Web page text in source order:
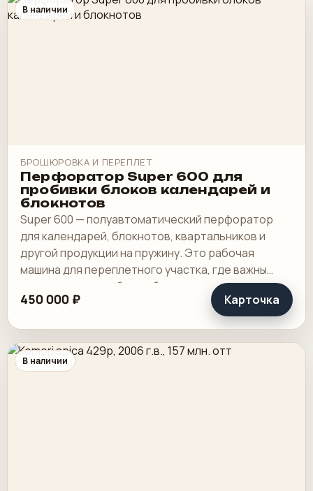
В наличии
БРОШЮРОВКА И ПЕРЕПЛЕТ
Перфоратор Super 600 для
пробивки блоков календарей и
блокнотов
Super 600 — полуавтоматический перфоратор
для календарей, блокнотов, квартальников и
другой продукции на пружину. Это рабочая
машина для переплетного участка, где важны
широкая зона пробивки, быстрая смена
инструмента и.
450 000 ₽ Карточка
В наличии